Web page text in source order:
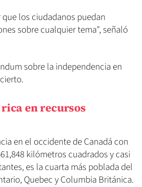
los ciudadanos puedan
sobre cualquier tema", señaló
sobre la independencia en
en recursos
en el occidente de Canadá con
kilómetros cuadrados y casi
es la cuarta más poblada del
Quebec y Columbia Británica.